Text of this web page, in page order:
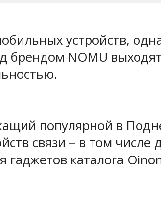
устройств,
брендом NOMU
популярной в
связи – в том
гаджетов каталога